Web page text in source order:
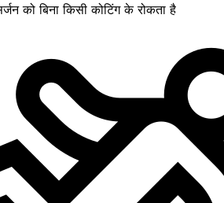
को बिना किसी कोटिंग के रोकता है